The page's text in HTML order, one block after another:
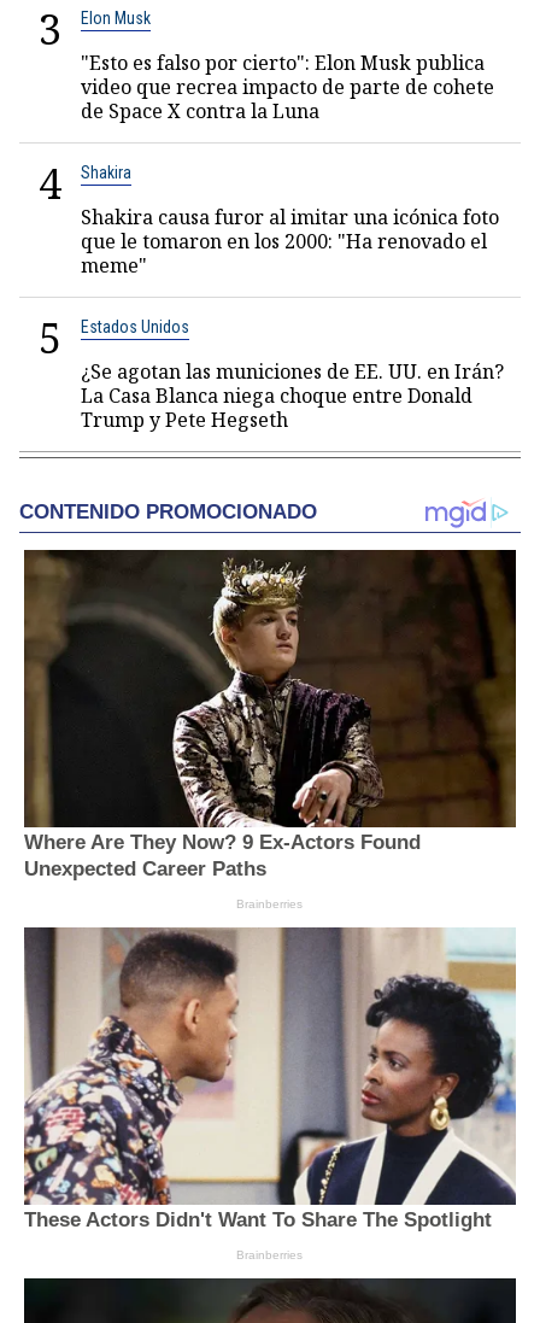
3 Elon Musk
"Esto es falso por cierto": Elon Musk publica
video que recrea impacto de parte de cohete
de Space X contra la Luna
4 Shakira
Shakira causa furor al imitar una icónica foto
que le tomaron en los 2000: "Ha renovado el
meme"
5 Estados Unidos
¿Se agotan las municiones de EE. UU. en Irán?
La Casa Blanca niega choque entre Donald
Trump y Pete Hegseth